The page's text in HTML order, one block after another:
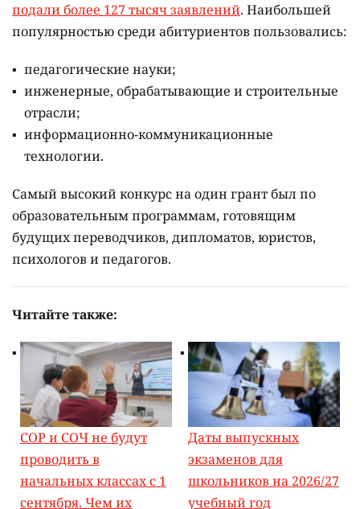
подали более 127 тысяч заявлений. Наибольшей
популярностью среди абитуриентов пользовались:
педагогические науки;
инженерные, обрабатывающие и строительные
отрасли;
информационно-коммуникационные
технологии.
Самый высокий конкурс на один грант был по
образовательным программам, готовящим
будущих переводчиков, дипломатов, юристов,
психологов и педагогов.
Читайте также:
СОР и СОЧ не будут
проводить в
начальных классах с 1
сентября. Чем их
Даты выпускных
экзаменов для
школьников на 2026/27
учебный год